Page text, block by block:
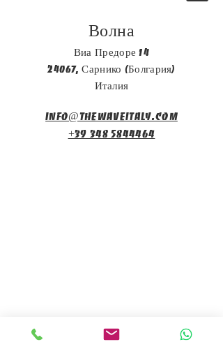
Волна
Виа Предоре 14
24067, Сарнико (Болгария)
Италия
info@thewaveitaly.com
+39 348 5844464
Подпишитесь на